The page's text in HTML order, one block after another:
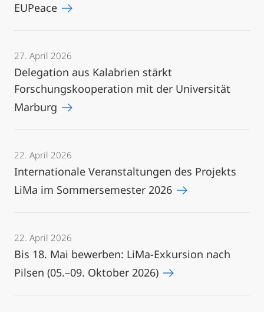
EUPeace
27. April 2026
Delegation aus Kalabrien stärkt
Forschungskooperation mit der Universität
Marburg
22. April 2026
Internationale Veranstaltungen des Projekts
LiMa im Sommersemester 2026
22. April 2026
Bis 18. Mai bewerben: LiMa-Exkursion nach
Pilsen (05.–09. Oktober 2026)